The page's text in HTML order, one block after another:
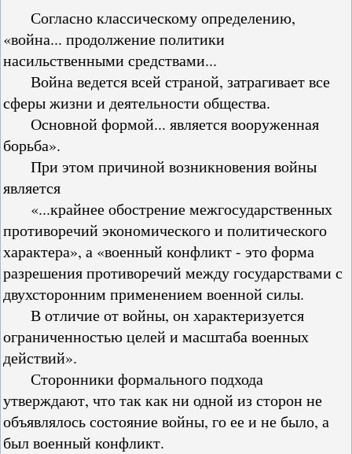
Согласно классическому определению,
«война... продолжение политики
насильственными средствами...
Война ведется всей страной, затрагивает все
сферы жизни и деятельности общества.
Основной формой... является вооруженная
борьба».
При этом причиной возникновения войны
является
«...крайнее обострение межгосударственных
противоречий экономического и политического
характера», а «военный конфликт - это форма
разрешения противоречий между государствами с
двухсторонним применением военной силы.
В отличие от войны, он характеризуется
ограниченностью целей и масштаба военных
действий».
Сторонники формального подхода
утверждают, что так как ни одной из сторон не
объявлялось состояние войны, го ее и не было, а
был военный конфликт.